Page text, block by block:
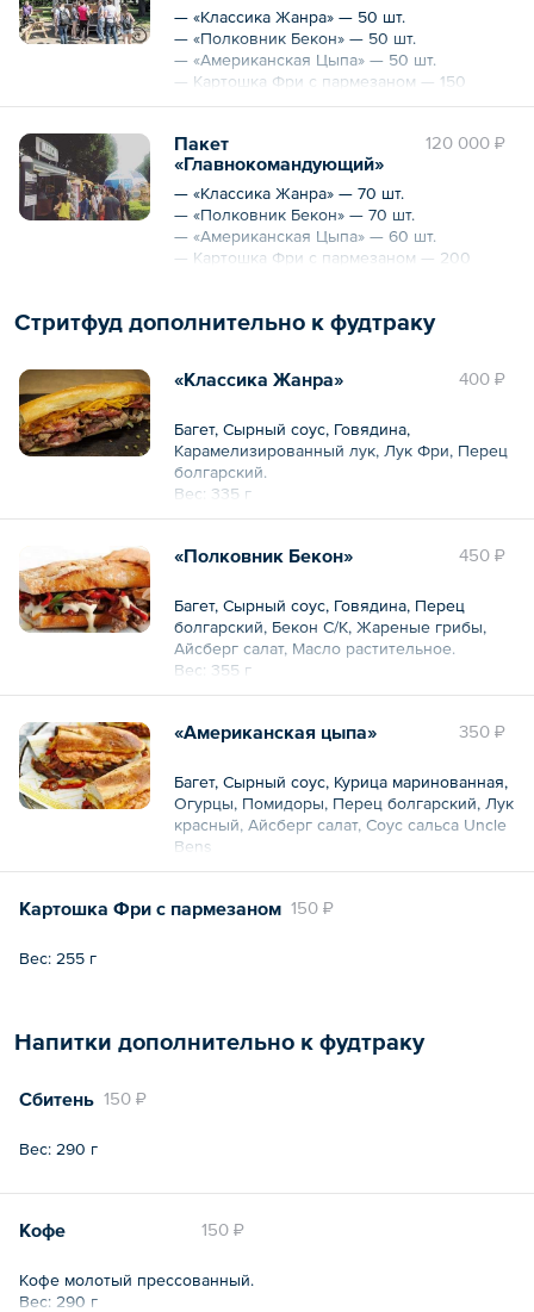
Для выезда требуется наличие розетки:
силовая розетка 380 В, 16 А, 9 кВт
— «Классика Жанра» — 50 шт.
— «Полковник Бекон» — 50 шт.
— «Американская Цыпа» — 50 шт.
— Картошка Фри с пармезаном — 150
порций
150 порций
Для выезда требуется наличие розетки:
силовая розетка 380 В, 16 А, 9 кВт
120 000 ₽
Пакет
«Главнокомандующий»
— «Классика Жанра» — 70 шт.
— «Полковник Бекон» — 70 шт.
— «Американская Цыпа» — 60 шт.
— Картошка Фри с пармезаном — 200
порций
силовая розетка 380 В, 16 А, 9 кВт
Стритфуд дополнительно к фудтраку
400 ₽
«Классика Жанра»
Багет, Сырный соус, Говядина,
Карамелизированный лук, Лук Фри, Перец
болгарский.
Вес: 335 г
450 ₽
«Полковник Бекон»
Багет, Сырный соус, Говядина, Перец
болгарский, Бекон С/К, Жареные грибы,
Айсберг салат, Масло растительное.
Вес: 355 г
350 ₽
«Американская цыпа»
Багет, Сырный соус, Курица маринованная,
Огурцы, Помидоры, Перец болгарский, Лук
красный, Айсберг салат, Соус сальса Uncle
Bens
Вес: 360 г
150 ₽
Картошка Фри с пармезаном
Вес: 255 г
Напитки дополнительно к фудтраку
150 ₽
Сбитень
Вес: 290 г
150 ₽
Кофе
Кофе молотый прессованный.
Вес: 290 г